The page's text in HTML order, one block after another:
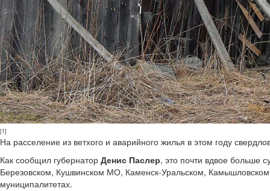
[1]
На расселение из ветхого и аварийного жилья в этом году
Как сообщил губернатор Денис Паслер, это почти вдвое больше
Березовском, Кушвинском МО, Каменск-Уральском,
муниципалитетах.